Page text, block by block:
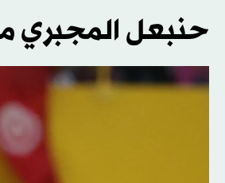
حنبعل المجبري